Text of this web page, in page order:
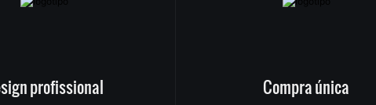
profissional Compra única